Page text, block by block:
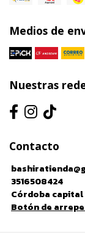
Medios de
Nuestras
Contacto
3516508424
Córdoba capital
Botón de